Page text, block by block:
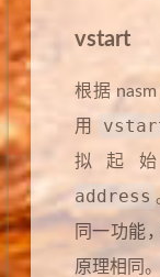
vstart
根据
用
拟起
address
同一功能
原理相同。